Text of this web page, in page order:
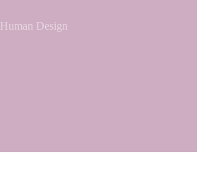
Human Design